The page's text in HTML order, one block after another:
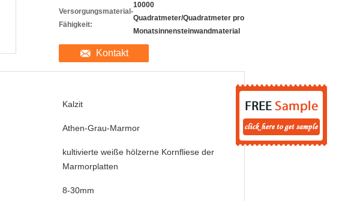
Versorgungsmaterial-
Fähigkeit:
10000
Quadratmeter/Quadratmeter pro
Monatsinnensteinwandmaterial
Kontakt
Kalzit
Athen-Grau-Marmor
kultivierte weiße hölzerne Kornfliese der
Marmorplatten
8-30mm